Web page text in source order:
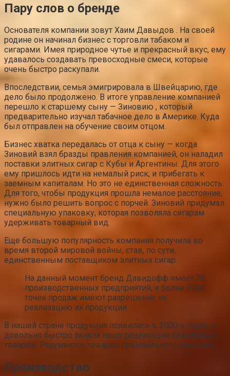
Пару слов о бренде
Основателя компании зовут Хаим Давыдов . На своей
родине он начинал бизнес с торговли табаком и
сигарами. Имея природное чутье и прекрасный вкус, ему
удавалось создавать превосходные смеси, которые
очень быстро раскупали.
Впоследствии, семья эмигрировала в Швейцарию, где
дело было продолжено. В итоге управление компанией
перешло к старшему сыну — Зиновию , который
предварительно изучал табачное дело в Америке. Куда
был отправлен на обучение своим отцом.
Бизнес хватка передалась от отца к сыну — когда
Зиновий взял бразды правления компанией, он наладил
поставки элитных сигар с Кубы и Аргентины. Для этого
ему пришлось идти на немалый риск, и прибегать к
заемным капиталам. Но это не единственная сложность.
Для того, чтобы продукция прошла немалое расстояние,
нужно было решить вопрос с порчей. Зиновий придумал
специальную упаковку, которая позволяла сигарам
удерживать товарный вид.
Еще большую популярность компания получила во
время второй мировой войны, став, по сути,
единственным поставщиком элитных сигар.
На данный момент бренд Давидофф имеет 26
производственных предприятий, и более 1000
точек продаж имеют разрешение на
реализацию их продукции.
В нашей стране продукция появилась в 2000-х годах, и
довольно быстро заняла нишу реализации бакалейных
товаров. Разумеется, товаров премиального качества .
Производство